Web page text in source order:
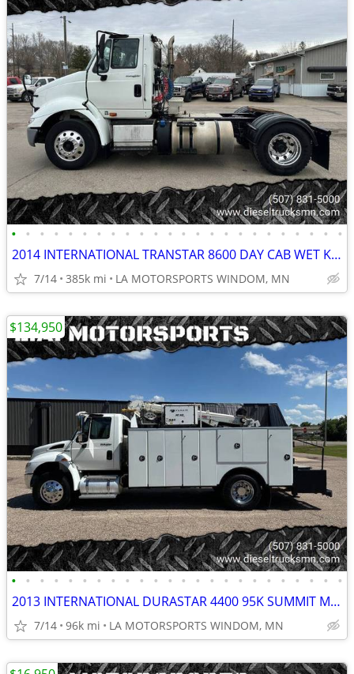
• • • • • • • • • • • • • • • • • • • • • • • •
2014 INTERNATIONAL TRANSTAR 8600 DAY CAB WET KIT 10 SPD SINGLE AXLE
7/14 385k mi LA MOTORSPORTS WINDOM, MN
• • • • • • • • • • • • • • • • • • • • • • • •
2013 INTERNATIONAL DURASTAR 4400 95K SUMMIT MECHANIC CRANE SERVICE
7/14 96k mi LA MOTORSPORTS WINDOM, MN
$134,950